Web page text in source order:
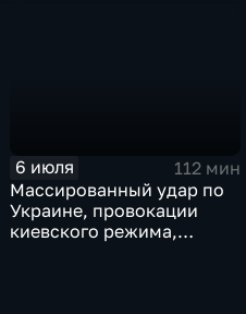
6 июля
112 мин
Массированный удар по
Украине, провокации
киевского режима,